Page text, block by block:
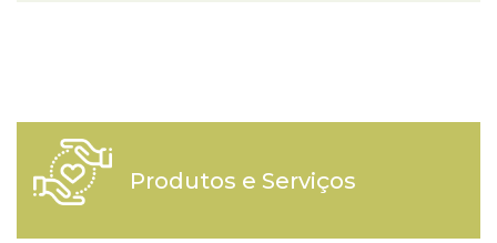
Produtos e Serviços